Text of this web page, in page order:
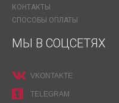
КОНТАКТЫ
СПОСОБЫ ОПЛАТЫ
МЫ В СОЦСЕТЯХ
VKONTAKTE
TELEGRAM